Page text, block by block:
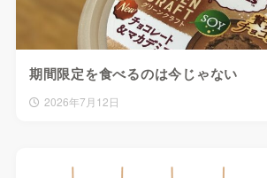
期間限定を食べるのは今じゃない
2026年7月12日